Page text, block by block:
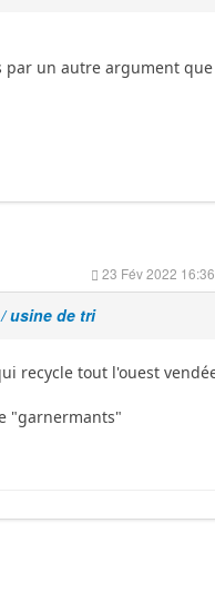
par un autre argument que
23 Fév 2022 16:36
usine de tri
recycle tout l'ouest
"garnermants"